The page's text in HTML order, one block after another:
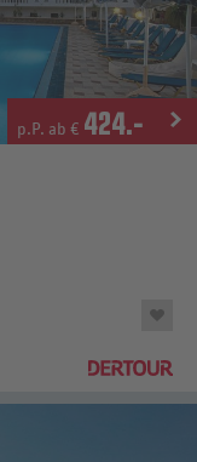
p.P. ab € 424.-